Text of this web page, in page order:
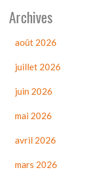
Archives
août 2026
juillet 2026
juin 2026
mai 2026
avril 2026
mars 2026